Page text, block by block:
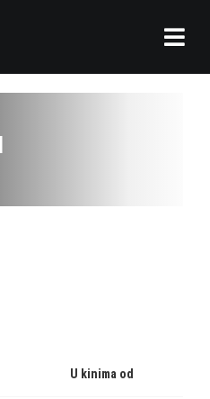
U kinima od